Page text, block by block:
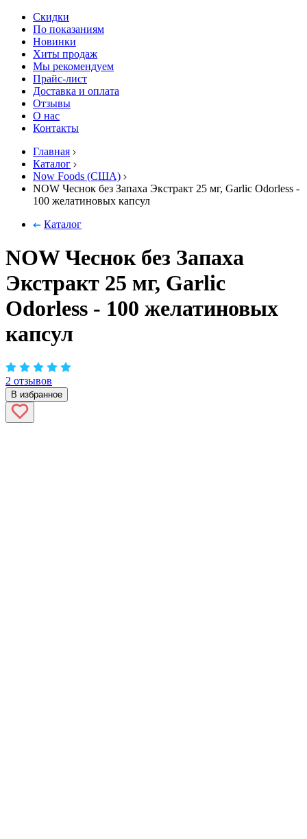
Скидки
По показаниям
Новинки
Хиты продаж
Мы рекомендуем
Прайс-лист
Доставка и оплата
Отзывы
О нас
Контакты
Главная
Каталог
Now Foods (США)
NOW Чеснок без Запаха Экстракт 25 мг, Garlic Odorless -
100 желатиновых капсул
Каталог
NOW Чеснок без Запаха
Экстракт 25 мг, Garlic
Odorless - 100 желатиновых
капсул
2 отзывов
В избранное